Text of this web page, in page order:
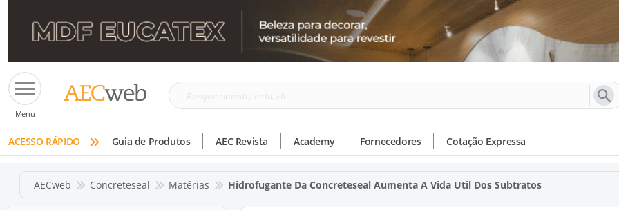
Menu
Busque
tinta,
etc
ACESSO RÁPIDO » Guia de Produtos AEC Revista Academy Fornecedores Cotação Expressa
AECweb Concreteseal Matérias Hidrofugante Da Concreteseal Aumenta A Vida Util Dos Subtratos